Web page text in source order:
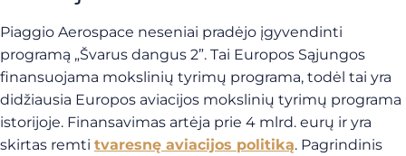
Piaggio Aerospace neseniai pradėjo įgyvendinti
programą „Švarus dangus 2”. Tai Europos Sąjungos
finansuojama mokslinių tyrimų programa, todėl tai yra
didžiausia Europos aviacijos mokslinių tyrimų programa
istorijoje. Finansavimas artėja prie 4 mlrd. eurų ir yra
skirtas remti tvaresnę aviacijos politiką. Pagrindinis